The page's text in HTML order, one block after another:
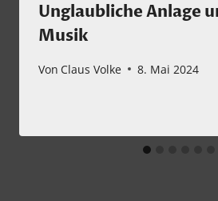
Unglaubliche Anlage
Musik
Von Claus Volke 8. Mai 2024